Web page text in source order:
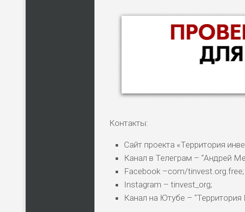
Контакты:
Сайт проекта «Территория
Канал в Телеграм – “Андрей
Facebook –com/tinvest.org.free;
Instagram – tinvest_org;
Канал на Ютубе – “Территория